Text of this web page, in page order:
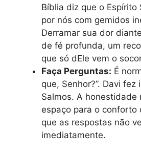
Bíblia diz que o Espírito
por nós com gemidos
Derramar sua dor
de fé profunda, um
que só dEle vem o
Faça Perguntas: É
que, Senhor?”. Davi fez
Salmos. A honestidade
espaço para o conforto
que as respostas não
imediatamente.